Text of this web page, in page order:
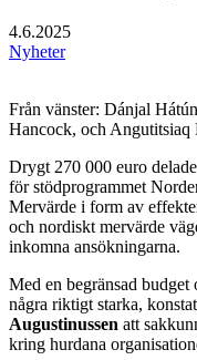
4.6.2025
Nyheter
Från vänster: Dánjal
Hancock, och Angutitsiaq
Drygt 270 000 euro
för stödprogrammet
Mervärde i form av
och nordiskt mervärde
inkomna ansökningarna.
Med en begränsad budget
några riktigt starka,
Augustinussen att
kring hurdana